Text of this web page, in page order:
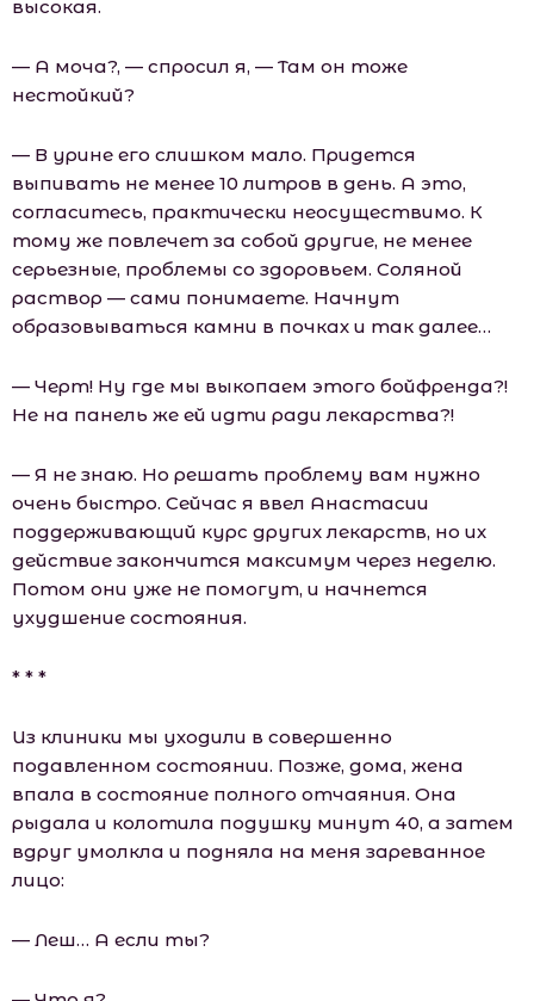
высокая.
— А моча?, — спросил я, — Там он тоже
нестойкий?
— В урине его слишком мало. Придется
выпивать не менее 10 литров в день. А это,
согласитесь, практически неосуществимо. К
тому же повлечет за собой другие, не менее
серьезные, проблемы со здоровьем. Соляной
раствор — сами понимаете. Начнут
образовываться камни в почках и так далее…
— Черт! Ну где мы выкопаем этого бойфренда?!
Не на панель же ей идти ради лекарства?!
— Я не знаю. Но решать проблему вам нужно
очень быстро. Сейчас я ввел Анастасии
поддерживающий курс других лекарств, но их
действие закончится максимум через неделю.
Потом они уже не помогут, и начнется
ухудшение состояния.
* * *
Из клиники мы уходили в совершенно
подавленном состоянии. Позже, дома, жена
впала в состояние полного отчаяния. Она
рыдала и колотила подушку минут 40, а затем
вдруг умолкла и подняла на меня зареванное
лицо:
— Леш… А если ты?